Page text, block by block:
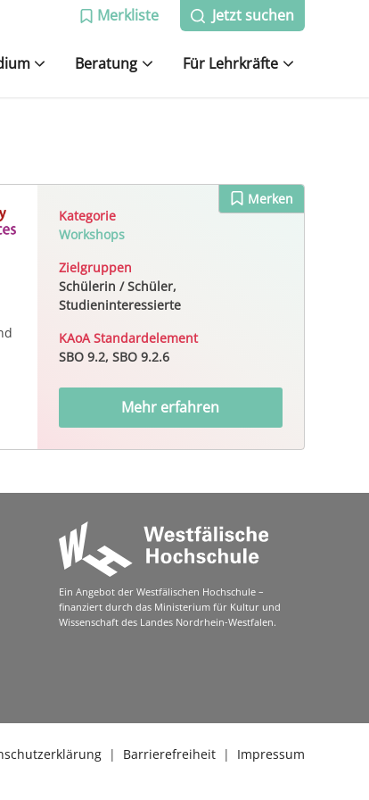
Merkliste Jetzt suchen
Beratung Für Lehrkräfte
Merken
Kategorie
Workshops
Zielgruppen
Schülerin / Schüler,
Studieninteressierte
KAoA Standardelement
SBO 9.2, SBO 9.2.6
Mehr erfahren
Ein Angebot der Westfälischen Hochschule –
finanziert durch das Ministerium für Kultur und
Wissenschaft des Landes Nordrhein-Westfalen.
| Barrierefreiheit | Impressum